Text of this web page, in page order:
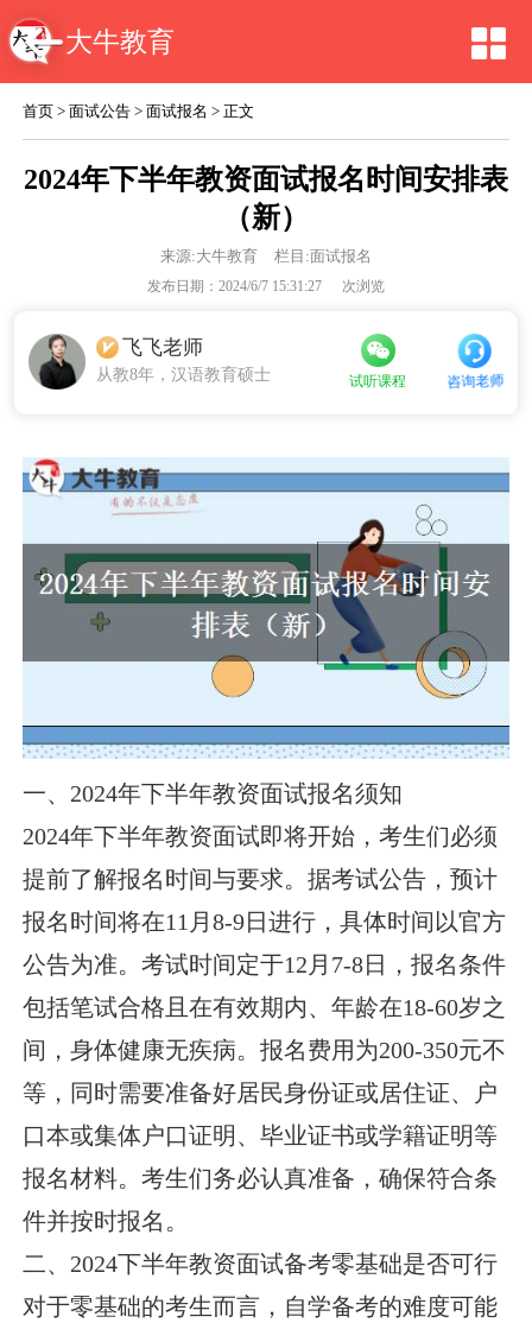
大牛教育
首页 >面试公告 >面试报名 > 正文
2024年下半年教资面试报名时间安排表
（新）
来源:大牛教育 栏目:面试报名
发布日期：2024/6/7 15:31:27 次浏览
飞飞老师
从教8年，汉语教育硕士 试听课程 咨询老师
一、2024年下半年教资面试报名须知
2024年下半年教资面试即将开始，考生们必须
提前了解报名时间与要求。据考试公告，预计
报名时间将在11月8-9日进行，具体时间以官方
公告为准。考试时间定于12月7-8日，报名条件
包括笔试合格且在有效期内、年龄在18-60岁之
间，身体健康无疾病。报名费用为200-350元不
等，同时需要准备好居民身份证或居住证、户
口本或集体户口证明、毕业证书或学籍证明等
报名材料。考生们务必认真准备，确保符合条
件并按时报名。
二、2024下半年教资面试备考零基础是否可行
对于零基础的考生而言，自学备考的难度可能